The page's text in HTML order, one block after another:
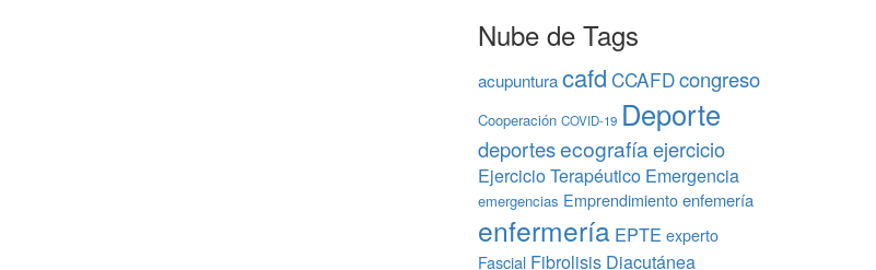
Nube de Tags
acupuntura cafd CCAFDcongreso
Cooperación COVID-19 Deporte
deportesecografíaejercicio
Ejercicio Terapéutico Emergencia
emergencias Emprendimiento enfemería
enfermería EPTE experto
Fascial Fibrolisis Diacutánea